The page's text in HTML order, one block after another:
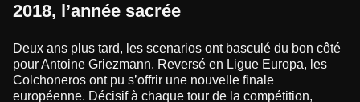
2018, l’année sacrée
Deux ans plus tard, les scenarios ont basculé du bon côté
pour Antoine Griezmann. Reversé en Ligue Europa, les
Colchoneros ont pu s’offrir une nouvelle finale
européenne. Décisif à chaque tour de la compétition,